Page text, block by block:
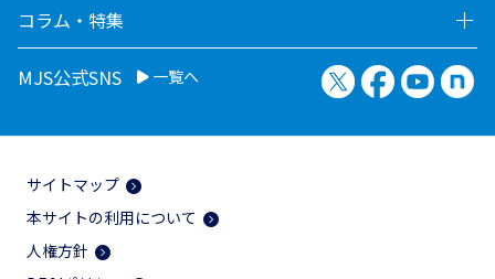
コラム・特集
MJS公式SNS 一覧へ X（旧Twitter）
Facebook
サイトマップ
本サイトの利用について
人権方針